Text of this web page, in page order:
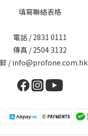
填寫聯絡表格
電話 / 2831 0111
傳真 / 2504 3132
/ info@profone.com.hk